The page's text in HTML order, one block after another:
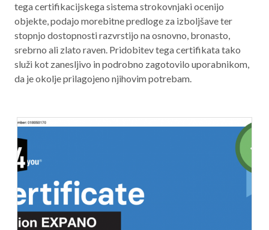
tega certifikacijskega sistema strokovnjaki ocenijo
objekte, podajo morebitne predloge za izboljšave ter
stopnjo dostopnosti razvrstijo na osnovno, bronasto,
srebrno ali zlato raven. Pridobitev tega certifikata tako
služi kot zanesljivo in podrobno zagotovilo uporabnikom,
da je okolje prilagojeno njihovim potrebam.